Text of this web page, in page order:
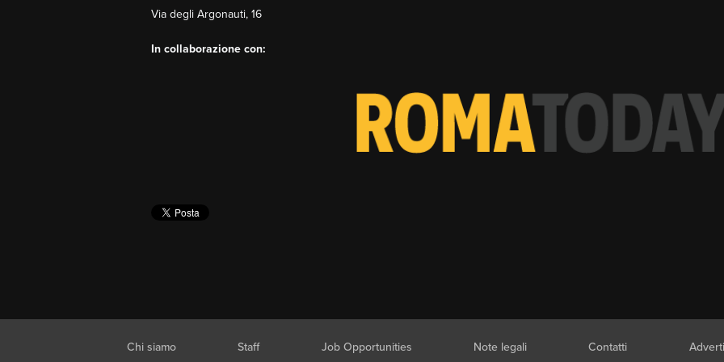
Via degli Argonauti, 16
In collaborazione con:
Chi siamo Staff Job Opportunities Note legali Contatti